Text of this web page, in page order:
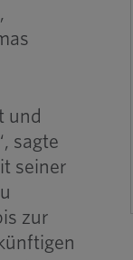
und
sagte
seiner
zur